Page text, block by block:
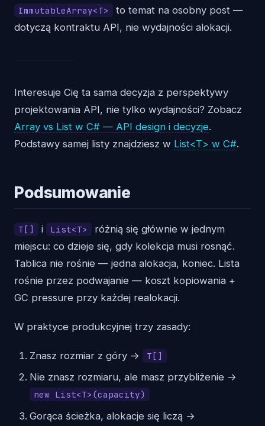
ImmutableArray<T>
to temat na osobny post —
dotyczą kontraktu API, nie wydajności alokacji.
Interesuje Cię ta sama decyzja z perspektywy
projektowania API, nie tylko wydajności? Zobacz
Array vs List w C# — API design i decyzje.
Podstawy samej listy znajdziesz w List<T> w C#.
Podsumowanie
T[] i List<T>
różnią się głównie w jednym
miejscu: co dzieje się, gdy kolekcja musi rosnąć.
Tablica nie rośnie — jedna alokacja, koniec. Lista
rośnie przez podwajanie — koszt kopiowania +
GC pressure przy każdej realokacji.
W praktyce produkcyjnej trzy zasady:
Znasz rozmiar z góry → T[]
Nie znasz rozmiaru, ale masz przybliżenie →
new List<T>(capacity)
Gorąca ścieżka, alokacje się liczą →